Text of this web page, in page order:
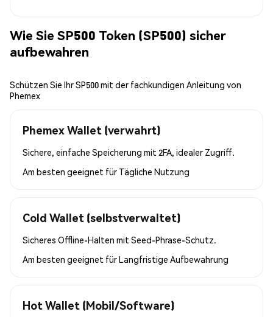
Wie Sie SP500 Token (SP500) sicher
aufbewahren
Schützen Sie Ihr SP500 mit der fachkundigen Anleitung von
Phemex
Phemex Wallet (verwahrt)
Sichere, einfache Speicherung mit 2FA, idealer Zugriff.
Am besten geeignet für Tägliche Nutzung
Cold Wallet (selbstverwaltet)
Sicheres Offline-Halten mit Seed-Phrase-Schutz.
Am besten geeignet fürLangfristige Aufbewahrung
Hot Wallet (Mobil/Software)